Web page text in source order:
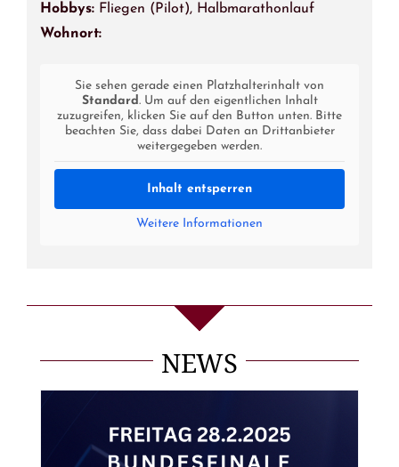
Hobbys: Fliegen (Pilot), Halbmarathonlauf
Wohnort:
Sie sehen gerade einen Platzhalterinhalt von
Standard . Um auf den eigentlichen Inhalt
zuzugreifen, klicken Sie auf den Button unten. Bitte
beachten Sie, dass dabei Daten an Drittanbieter
weitergegeben werden.
Inhalt entsperren
Weitere Informationen
NEWS